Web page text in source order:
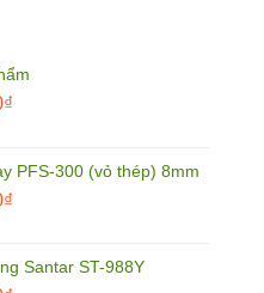
₫Giá
là:
2.790.000₫.
PFS-300 (vỏ thép) 8mm
₫Giá
là:Santar ST-988Y